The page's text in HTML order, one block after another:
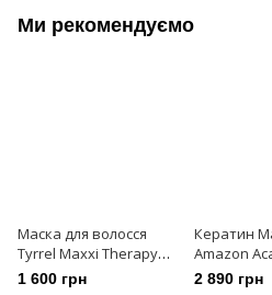
Ми рекомендуємо
Маска для волосся
Tyrrel Maxxi Therapy
Mascara 500 мл
1 600 грн
Кератин
Amazon
2 890 грн